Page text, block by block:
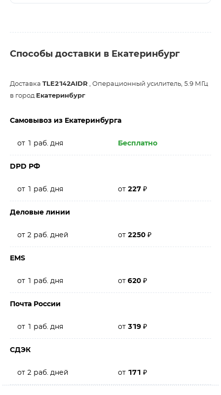
Способы доставки в Екатеринбург
Доставка TLE2142AIDR , Операционный усилитель, 5.9 МГц
в город Екатеринбург
Самовывоз из Екатеринбурга
от 1 раб. дня Бесплатно
DPD РФ
от 1 раб. дня от 227 ₽
Деловые линии
от 2 раб. дней от 2250 ₽
EMS
от 1 раб. дня от 620 ₽
Почта России
от 1 раб. дня от 319 ₽
СДЭК
от 2 раб. дней от 171 ₽